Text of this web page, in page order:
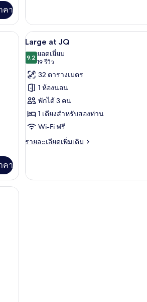
คา
เกี่ยว
กับ
Medium
Jacyz
ครื่องนอนระดับพรีเมียม, มินิบาร์, ตู้นิรภัยในห้องพัก,
คา
เปิด
ภาพถ่าย
ทั้งหมด
ของ
Large
at
JQ
Large
4
Large at JQ
9.29.2 จาก 10
ยอดเยี่ยม
19 รีวิว
(19
รีวิว)
32 ตารางเมตร
1 ห้องนอน
พักได้ 3 คน
1 เตียงสำหรับสองท่าน
Wi-Fi ฟรี
รายละเอียดเพิ่มเติม
ราย
เกี่ยว
บพรีเมียม, มินิบาร์, ตู้นิรภัยในห้องพัก, ผ้าม่านกันแสง